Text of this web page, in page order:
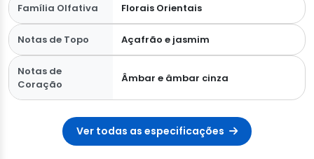
Família Olfativa Florais Orientais
Notas de Topo Açafrão e jasmim
Notas de
Coração
Âmbar e âmbar cinza
Ver todas as especificações